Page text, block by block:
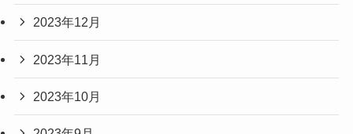
2023年12月
2023年11月
2023年10月